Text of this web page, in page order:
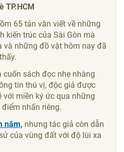
TP.HCM
65 tản văn viết về những
kiến trúc của Sài Gòn mà
và những đồ vật hôm nay đã
cuốn sách đọc nhẹ nhàng
tin thú vị, độc giả được
với miền ký ức qua những
nhấn riêng.
năm, nhưng tác giả còn dẫn
của vùng đất với độ lùi xa